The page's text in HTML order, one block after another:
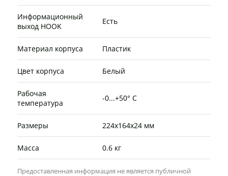
Информационный
выход HOOK
Есть
Материал корпуса Пластик
Цвет корпуса Белый
Рабочая
температура
-0...+50° C
Размеры 224х164х24 мм
Масса 0.6 кг
Предоставленная информация не является публичной